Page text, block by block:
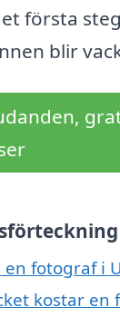
första
blir
en fotograf i
kostar en